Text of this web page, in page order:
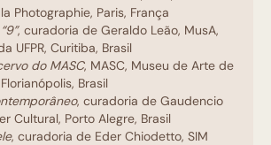
Photographie, Paris, França
, curadoria de Geraldo Leão, MusA,
UFPR, Curitiba, Brasil
do MASC, MASC, Museu de Arte de
Brasil
, curadoria de Gaudencio
Cultural, Porto Alegre, Brasil
, curadoria de Eder Chiodetto, SIM